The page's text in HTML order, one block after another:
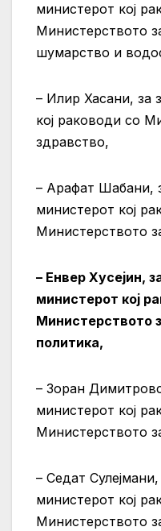
министерот кој
Министерството
шумарство и
– Илир Хасани, за
кој раководи со
здравство,
– Арафат Шабани,
министерот кој
Министерството
– Енвер Хусејин,
министерот кој
Министерството
политика,
– Зоран
министерот кој
Министерството
– Седат
министерот кој
Министерството